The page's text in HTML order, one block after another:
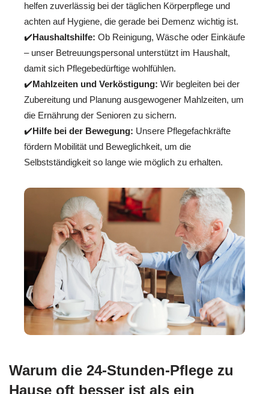
helfen zuverlässig bei der täglichen Körperpflege und
achten auf Hygiene, die gerade bei Demenz wichtig ist.
✔️Haushaltshilfe: Ob Reinigung, Wäsche oder Einkäufe
– unser Betreuungspersonal unterstützt im Haushalt,
damit sich Pflegebedürftige wohlfühlen.
✔️Mahlzeiten und Verköstigung: Wir begleiten bei der
Zubereitung und Planung ausgewogener Mahlzeiten, um
die Ernährung der Senioren zu sichern.
✔️Hilfe bei der Bewegung: Unsere Pflegefachkräfte
fördern Mobilität und Beweglichkeit, um die
Selbstständigkeit so lange wie möglich zu erhalten.
Warum die 24-Stunden-Pflege zu
Hause oft besser ist als ein